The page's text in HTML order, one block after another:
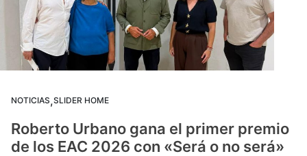
NOTICIAS,SLIDER HOME
Roberto Urbano gana el primer premio
de los EAC 2026 con «Será o no será»